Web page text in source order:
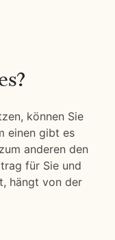
können Sie
einen gibt es
anderen den
für Sie und
hängt von der